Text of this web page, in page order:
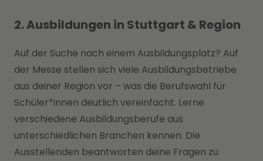
2. Ausbildungen in Stuttgart & Region
Auf der Suche nach einem Ausbildungsplatz? Auf
der Messe stellen sich viele Ausbildungsbetriebe
aus deiner Region vor – was die Berufswahl für
Schüler*innen deutlich vereinfacht. Lerne
verschiedene Ausbildungsberufe aus
unterschiedlichen Branchen kennen. Die
Ausstellenden beantworten deine Fragen zu